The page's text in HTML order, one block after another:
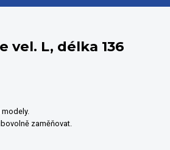
vel. L, délka 136
zaměňovat.